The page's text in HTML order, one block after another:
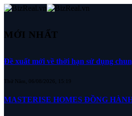
MỚI NHẤT
Đề xuất mới về thời hạn sử dụng
Thứ Năm, 06/08/2026, 15:19
MASTERISE HOMES ĐỒNG